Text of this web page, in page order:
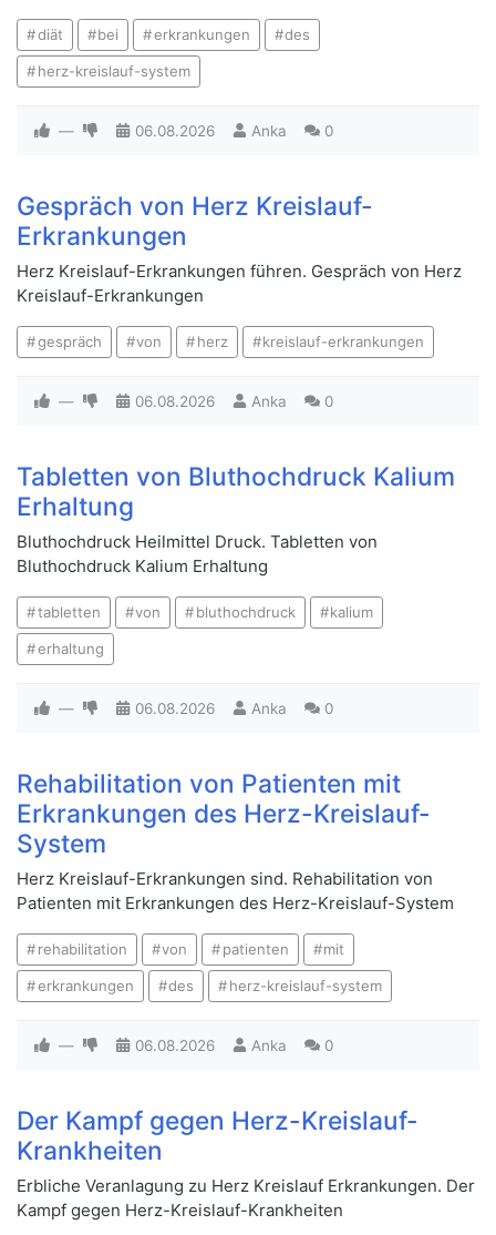
diät bei erkrankungen des
herz-kreislauf-system
— 06.08.2026 Anka 0
Gespräch von Herz Kreislauf-
Erkrankungen
Herz Kreislauf-Erkrankungen führen. Gespräch von Herz
Kreislauf-Erkrankungen
gespräch von herz kreislauf-erkrankungen
— 06.08.2026 Anka 0
Tabletten von Bluthochdruck Kalium
Erhaltung
Bluthochdruck Heilmittel Druck. Tabletten von
Bluthochdruck Kalium Erhaltung
tabletten von bluthochdruck kalium
erhaltung
— 06.08.2026 Anka 0
Rehabilitation von Patienten mit
Erkrankungen des Herz-Kreislauf-
System
Herz Kreislauf-Erkrankungen sind. Rehabilitation von
Patienten mit Erkrankungen des Herz-Kreislauf-System
rehabilitation von patienten mit
erkrankungen des herz-kreislauf-system
— 06.08.2026 Anka 0
Der Kampf gegen Herz-Kreislauf-
Krankheiten
Erbliche Veranlagung zu Herz Kreislauf Erkrankungen. Der
Kampf gegen Herz-Kreislauf-Krankheiten